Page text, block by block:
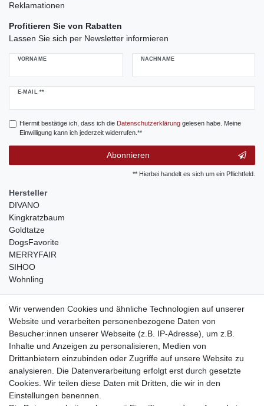
Reklamationen
Profitieren Sie von Rabatten
Lassen Sie sich per Newsletter informieren
VORNAME NACHNAME
E-MAIL **
Newsletter
Hiermit bestätige ich, dass ich die Daten­schutz­erklärunggelesen habe. Meine
Einwilligung kann ich jederzeit widerrufen.**
Abonnieren
** Hierbei handelt es sich um ein Pflichtfeld.
Hersteller
DIVANO
Kingkratzbaum
Goldtatze
DogsFavorite
MERRYFAIR
SIHOO
Wohnling
weitere Shops
traumlampen- Lampen und Kronleuchter
kinderwagencenter- Exklusive und günstige Kinderwagen
gastrogeraete24- alles für Gastronomie und Imbiss
soziale Medien
Facebook
Wir verwenden Cookies und ähnliche Technologien auf unserer
Website und verarbeiten personenbezogene Daten von
Besucher:innen unserer Webseite (z.B. IP-Adresse), um z.B.
Inhalte und Anzeigen zu personalisieren, Medien von
Drittanbietern einzubinden oder Zugriffe auf unsere Website zu
analysieren. Die Datenverarbeitung erfolgt erst durch gesetzte
Cookies. Wir teilen diese Daten mit Dritten, die wir in den
Einstellungen benennen.